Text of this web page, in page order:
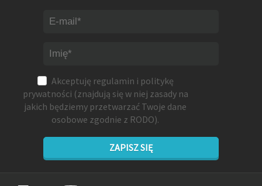
Akceptuję regulamin i politykę
prywatności (znajdują się w niej zasady na
jakich będziemy przetwarzać Twoje dane
osobowe zgodnie z RODO).
ZAPISZ SIĘ